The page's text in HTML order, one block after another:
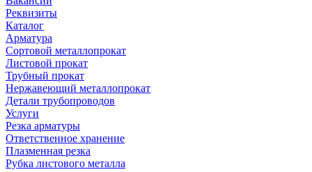
Реквизиты
Каталог
Арматура
Сортовой металлопрокат
Листовой прокат
Трубный прокат
Нержавеющий металлопрокат
Детали трубопроводов
Услуги
Резка арматуры
Ответственное хранение
Плазменная резка
Рубка листового металла